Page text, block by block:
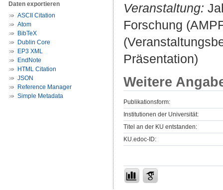
Daten exportieren
ASCII Citation
Atom
BibTeX
Dublin Core
EP3 XML
EndNote
HTML Citation
JSON
Reference Manager
Simple Metadata
Veranstaltung:
Forschung
Präsentation)
Weitere
Publikationsform:
Institutionen der Universität:
Titel an der KU entstanden:
KU.edoc-ID: